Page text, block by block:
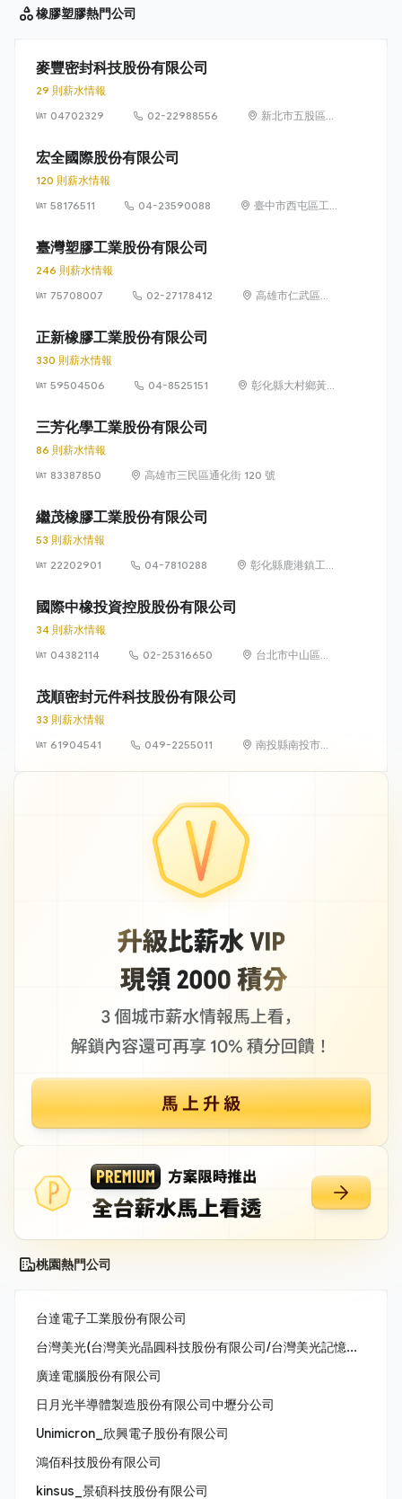
橡膠塑膠熱門公司
麥豐密封科技股份有限公司
29 則薪水情報
04702329
02-22988556
新北市五股區五
宏全國際股份有限公司
120 則薪水情報
58176511
04-23590088
臺中市西屯區工
臺灣塑膠工業股份有限公司
246 則薪水情報
75708007
02-27178412
高雄市仁武區竹
正新橡膠工業股份有限公司
330 則薪水情報
59504506
04-8525151
彰化縣大村鄉黃厝
三芳化學工業股份有限公司
86 則薪水情報
83387850
高雄市三民區通化街 120 號
繼茂橡膠工業股份有限公司
53 則薪水情報
22202901
04-7810288
彰化縣鹿港鎮工業
國際中橡投資控股股份有限公司
34 則薪水情報
04382114
02-25316650
台北市中山區中
茂順密封元件科技股份有限公司
33 則薪水情報
61904541
049-2255011
南投縣南投市永
桃園熱門公司
台達電子工業股份有限公司
台灣美光(台灣美光晶圓科技股份有限公司/台灣美光記憶體股份有限公司/美商美光亞太科技股份有限公司)
廣達電腦股份有限公司
日月光半導體製造股份有限公司中壢分公司
Unimicron_欣興電子股份有限公司
鴻佰科技股份有限公司
kinsus_景碩科技股份有限公司